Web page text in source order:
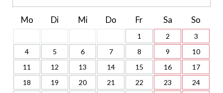
Mo Di Mi Do Fr Sa So
1 2
3
4
5 6 7 8 9
10
11
12 13 14 15 16
17
18
19 20 21 22 23
24